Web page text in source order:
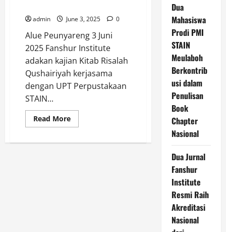
admin June 3, 2025 0
Alue Peunyareng 3 Juni
2025 Fanshur Institute
adakan kajian Kitab Risalah
Qushairiyah kerjasama
dengan UPT Perpustakaan
STAIN...
Read MoreRead
more
Institute
Dua
Mahasiswa
Prodi PMI
STAIN
Meulaboh
Berkontrib
usi dalam
Penulisan
Book
Chapter
Nasional
Dua Jurnal
Fanshur
Institute
Resmi Raih
Akreditasi
Nasional